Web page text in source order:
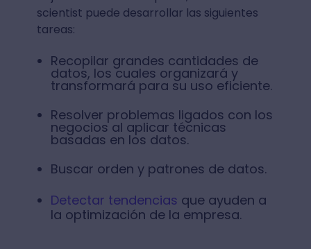
scientist puede desarrollar las siguientes
tareas:
Recopilar grandes cantidades de
datos, los cuales organizará y
transformará para su uso eficiente.
Resolver problemas ligados con los
negocios al aplicar técnicas
basadas en los datos.
Buscar orden y patrones de datos.
Detectar tendencias que ayuden a
la optimización de la empresa.